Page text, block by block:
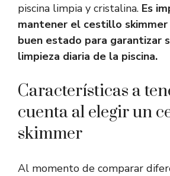
piscina limpia y cristalina. Es
mantener el cestillo skimmer
buen estado para garantizar
limpieza diaria de la piscina.
Características a
cuenta al elegir un
skimmer
Al momento de comparar